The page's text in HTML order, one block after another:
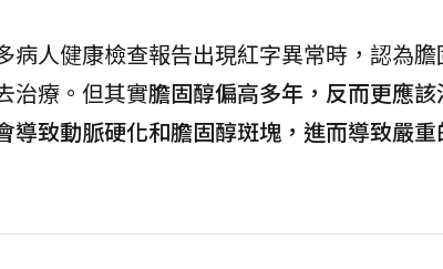
人健康檢查報告出現紅字異常時，認為膽
治療。但其實膽固醇偏高多年，反而更應該
致動脈硬化和膽固醇斑塊，進而導致嚴重